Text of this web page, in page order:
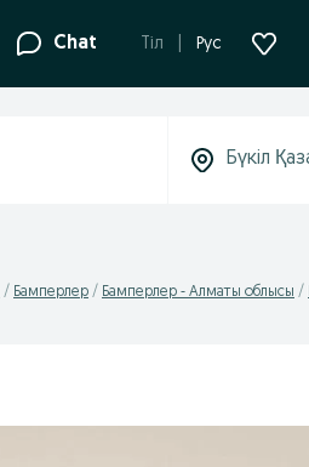
Chat Tіл Рус
Бамперлер Бамперлер - Алматы облысы